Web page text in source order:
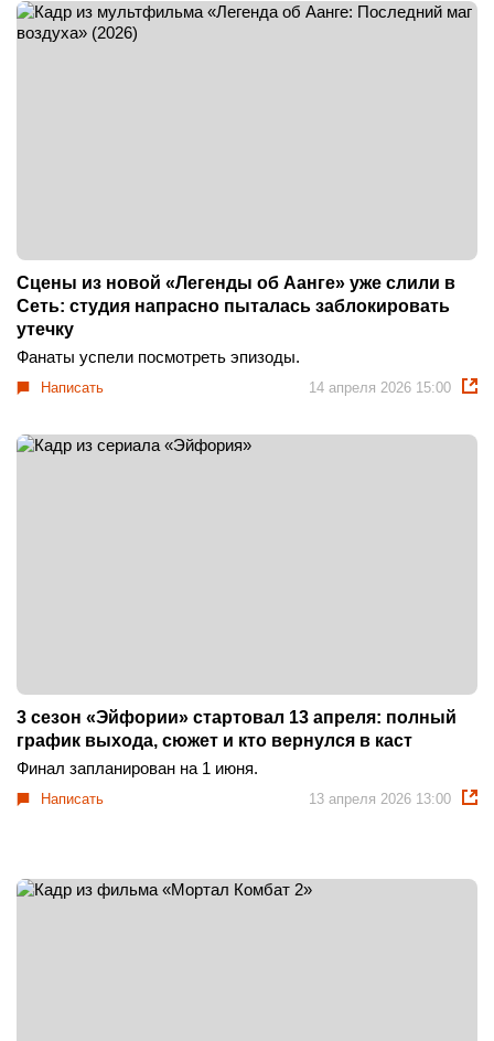
Сцены из новой «Легенды об Аанге» уже слили в
Сеть: студия напрасно пыталась заблокировать
утечку
Фанаты успели посмотреть эпизоды.
Написать 14 апреля 2026 15:00
3 сезон «Эйфории» стартовал 13 апреля: полный
график выхода, сюжет и кто вернулся в каст
Финал запланирован на 1 июня.
Написать 13 апреля 2026 13:00